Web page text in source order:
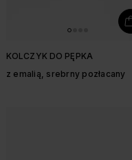
KOLCZYK DO PĘPKA
z emalią, srebrny pozłacany